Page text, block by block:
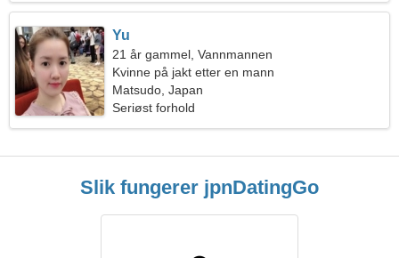
Yu
21 år gammel, Vannmannen
Kvinne på jakt etter en mann
Matsudo, Japan
Seriøst forhold
Slik fungerer jpnDatingGo